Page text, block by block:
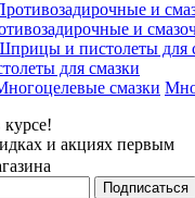
и
для смазки
курсе!
и акциях первым